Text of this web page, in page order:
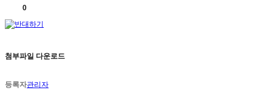
0
첨부파일 다운로드
등록자관리자